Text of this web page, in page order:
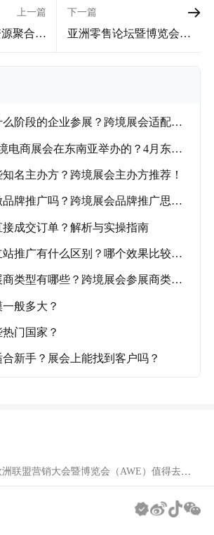
上一篇
聚合窗
下一篇
亚洲零售论坛暨博览会怎
阶段的企业参展？跨境展会适配企
电商展会在东南亚举办的？4月东南
名主办方？跨境展会主办方推荐！
牌推广吗？跨境展会品牌推广思路
成交订单？解析与实操指南
推广有什么区别？哪个效果比较
类型有哪些？跨境展会参展商类型
般多大？
门国家？
新手？展会上能找到客户吗？
洲联盟营销大会暨博览会（AWE）值得去